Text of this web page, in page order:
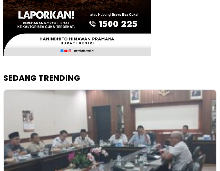
SEDANG TRENDING